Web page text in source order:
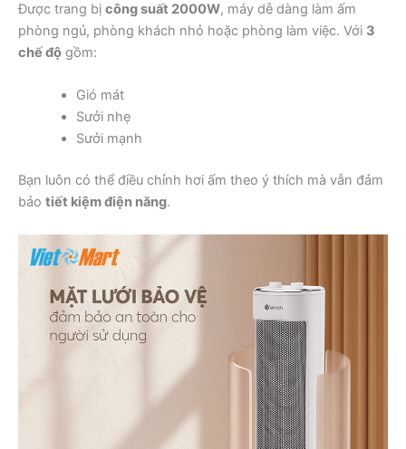
Được trang bị công suất 2000W, máy dễ dàng làm ấm
phòng ngủ, phòng khách nhỏ hoặc phòng làm việc. Với 3
chế độ gồm:
Gió mát
Sưởi nhẹ
Sưởi mạnh
Bạn luôn có thể điều chỉnh hơi ấm theo ý thích mà vẫn đảm
bảo tiết kiệm điện năng.